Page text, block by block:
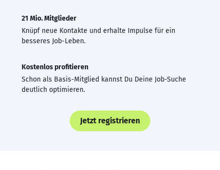
21 Mio. Mitglieder
Knüpf neue Kontakte und erhalte Impulse für ein
besseres Job-Leben.
Kostenlos profitieren
Schon als Basis-Mitglied kannst Du Deine Job-Suche
deutlich optimieren.
Jetzt registrieren